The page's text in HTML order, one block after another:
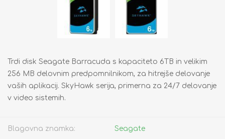
Trdi disk Seagate Barracuda s kapaciteto 6TB in velikim
256 MB delovnim predpomnilnikom, za hitrejše delovanje
vaših aplikacij. SkyHawk serija, primerna za 24/7 delovanje
v video sistemih.
Blagovna znamka: Seagate